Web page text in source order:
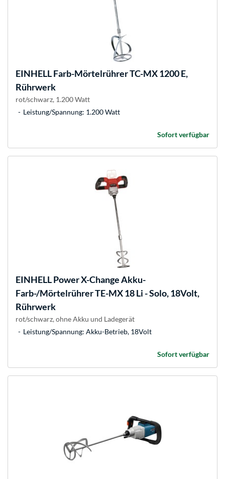
EINHELLFarb-Mörtelrührer TC-MX 1200 E,
Rührwerk
rot/schwarz, 1.200 Watt
Leistung/Spannung: 1.200 Watt
Sofort verfügbar
EINHELLPower X-Change Akku-
Farb-/Mörtelrührer TE-MX 18 Li - Solo, 18Volt,
Rührwerk
rot/schwarz, ohne Akku und Ladegerät
Leistung/Spannung: Akku-Betrieb, 18Volt
Sofort verfügbar